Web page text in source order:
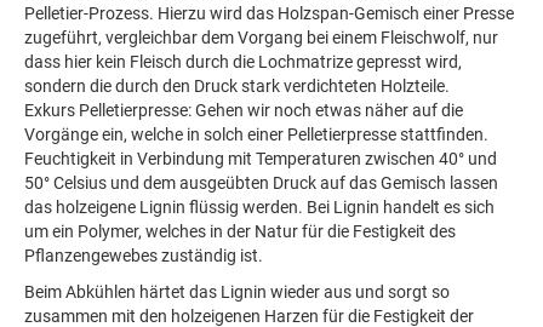
Pelletier-Prozess. Hierzu wird das Holzspan-Gemisch einer Presse
zugeführt, vergleichbar dem Vorgang bei einem Fleischwolf, nur
dass hier kein Fleisch durch die Lochmatrize gepresst wird,
sondern die durch den Druck stark verdichteten Holzteile.
Exkurs Pelletierpresse: Gehen wir noch etwas näher auf die
Vorgänge ein, welche in solch einer Pelletierpresse stattfinden.
Feuchtigkeit in Verbindung mit Temperaturen zwischen 40° und
50° Celsius und dem ausgeübten Druck auf das Gemisch lassen
das holzeigene Lignin flüssig werden. Bei Lignin handelt es sich
um ein Polymer, welches in der Natur für die Festigkeit des
Pflanzengewebes zuständig ist.
Beim Abkühlen härtet das Lignin wieder aus und sorgt so
zusammen mit den holzeigenen Harzen für die Festigkeit der